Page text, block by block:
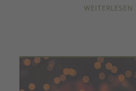
WEITERLESEN